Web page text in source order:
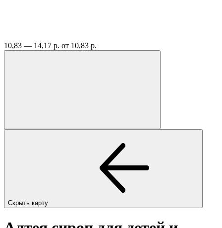
10,83 — 14,17 р. от 10,83 р.
Скрыть карту